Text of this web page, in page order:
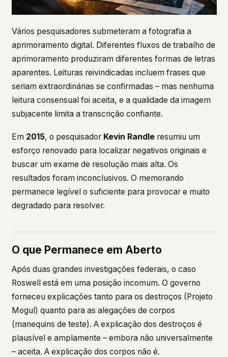
Vários pesquisadores submeteram a fotografia a
aprimoramento digital. Diferentes fluxos de trabalho de
aprimoramento produziram diferentes formas de letras
aparentes. Leituras reivindicadas incluem frases que
seriam extraordinárias se confirmadas – mas nenhuma
leitura consensual foi aceita, e a qualidade da imagem
subjacente limita a transcrição confiante.
Em 2015, o pesquisador Kevin Randleresumiu um
esforço renovado para localizar negativos originais e
buscar um exame de resolução mais alta. Os
resultados foram inconclusivos. O memorando
permanece legível o suficiente para provocar e muito
degradado para resolver.
O que Permanece em Aberto
Após duas grandes investigações federais, o caso
Roswell está em uma posição incomum. O governo
forneceu explicações tanto para os destroços (Projeto
Mogul) quanto para as alegações de corpos
(manequins de teste). A explicação dos destroços é
plausível e amplamente – embora não universalmente
– aceita. A explicação dos corpos não é.